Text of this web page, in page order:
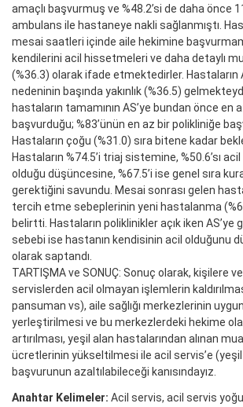
amaçlı başvurmuş ve %48.2’si de daha önce
ambulans ile hastaneye nakli sağlanmıştı.
mesai saatleri içinde aile hekimine
kendilerini acil hissetmeleri ve daha detaylı
(%36.3) olarak ifade etmektedirler. Hastaların
nedeninin başında yakınlık (%36.5)
hastaların tamamının AS’ye bundan önce en
başvurduğu; %83’ünün en az bir polikliniğe
Hastaların çoğu (%31.0) sıra bitene kadar
Hastaların %74.5’i triaj sistemine, %50.6’sı
olduğu düşüncesine, %67.5’i ise genel sıra
gerektiğini savundu. Mesai sonrası gelen
tercih etme sebeplerinin yeni hastalanma
belirtti. Hastaların poliklinikler açık iken AS’ye
sebebi ise hastanın kendisinin acil olduğunu
olarak saptandı.
TARTIŞMA ve SONUÇ: Sonuç olarak, kişilere
servislerden acil olmayan işlemlerin
pansuman vs), aile sağlığı merkezlerinin
yerleştirilmesi ve bu merkezlerdeki hekime
artırılması, yeşil alan hastalarından alınan
ücretlerinin yükseltilmesi ile acil servis’e
başvurunun azaltılabileceği kanısındayız.
Anahtar Kelimeler: Acil servis, acil servis